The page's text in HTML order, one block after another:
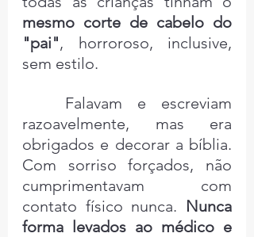
mesmo corte de cabelo do
"pai", horroroso, inclusive,
sem estilo.
razoavelmente, mas era
obrigados e decorar a bíblia.
Com sorriso forçados, não
cumprimentavam com
contato físico nunca. Nunca
forma levados ao médico e